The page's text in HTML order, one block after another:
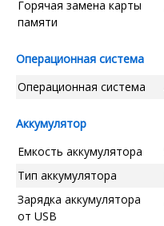
Горячая замена карты
памяти
Операционная система
Операционная система
Аккумулятор
Емкость аккумулятора
Тип аккумулятора
Зарядка аккумулятора
от USB